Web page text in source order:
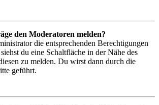
den Moderatoren melden?
die entsprechenden Berechtigungen
du eine Schaltfläche in der Nähe des
zu melden. Du wirst dann durch die
geführt.